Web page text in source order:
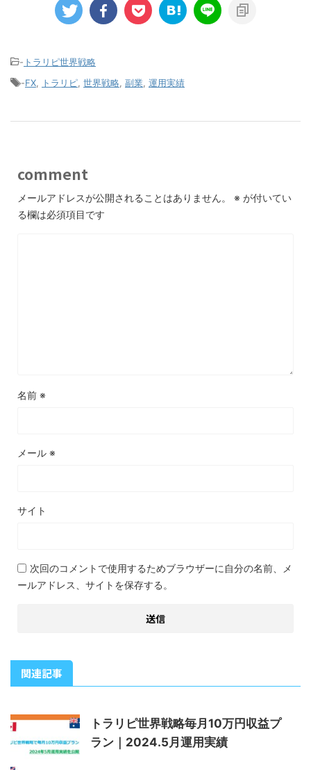
- トラリピ世界戦略
-FX, トラリピ, 世界戦略, 副業, 運用実績
comment
メールアドレスが公開されることはありません。 ※ が付いてい
る欄は必須項目です
名前 ※
メール ※
サイト
次回のコメントで使用するためブラウザーに自分の名前、メ
ールアドレス、サイトを保存する。
関連記事
トラリピ世界戦略毎月10万円収益プ
ラン｜2024.5月運用実績